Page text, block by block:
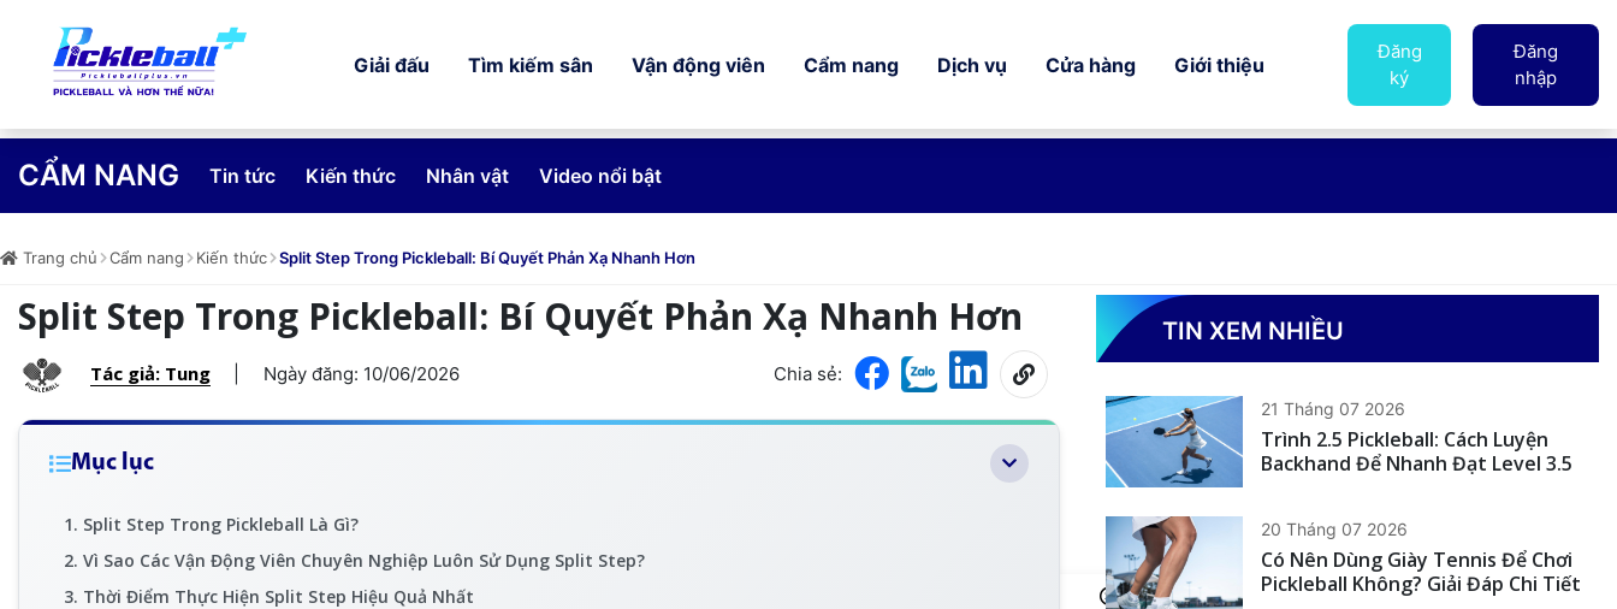
Giải đấu Tìm kiếm sân Vận động viên Cẩm nang Dịch vụ Cửa hàng Giới thiệu
Đăng
ký
Đăng
nhập
CẨM NANG Tin tức Kiến thức Nhân vật Video nổi bật
Trang chủ Cẩm nang Kiến thức Split Step Trong Pickleball: Bí Quyết Phản Xạ Nhanh Hơn
Split Step Trong Pickleball: Bí Quyết Phản Xạ Nhanh Hơn
Tác giả: Tung Ngày đăng: 10/06/2026 Chia sẻ:
Mục lục
1. Split Step Trong Pickleball Là Gì?
2. Vì Sao Các Vận Động Viên Chuyên Nghiệp Luôn Sử Dụng Split Step?
3. Thời Điểm Thực Hiện Split Step Hiệu Quả Nhất
TIN XEM NHIỀU
21 Tháng 07 2026
Trình 2.5 Pickleball: Cách Luyện
Backhand Để Nhanh Đạt Level 3.5
20 Tháng 07 2026
Có Nên Dùng Giày Tennis Để Chơi
Pickleball Không? Giải Đáp Chi Tiết